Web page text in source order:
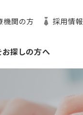
機関の方 採用情報
探しの方へ